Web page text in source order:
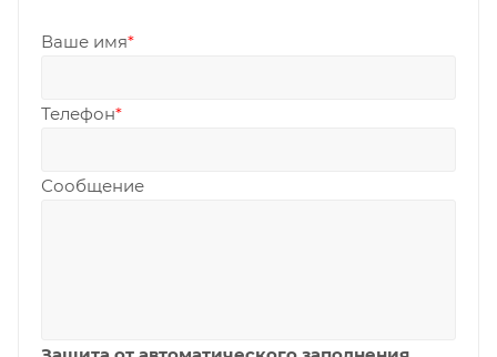
Ваше имя*
Телефон*
Сообщение